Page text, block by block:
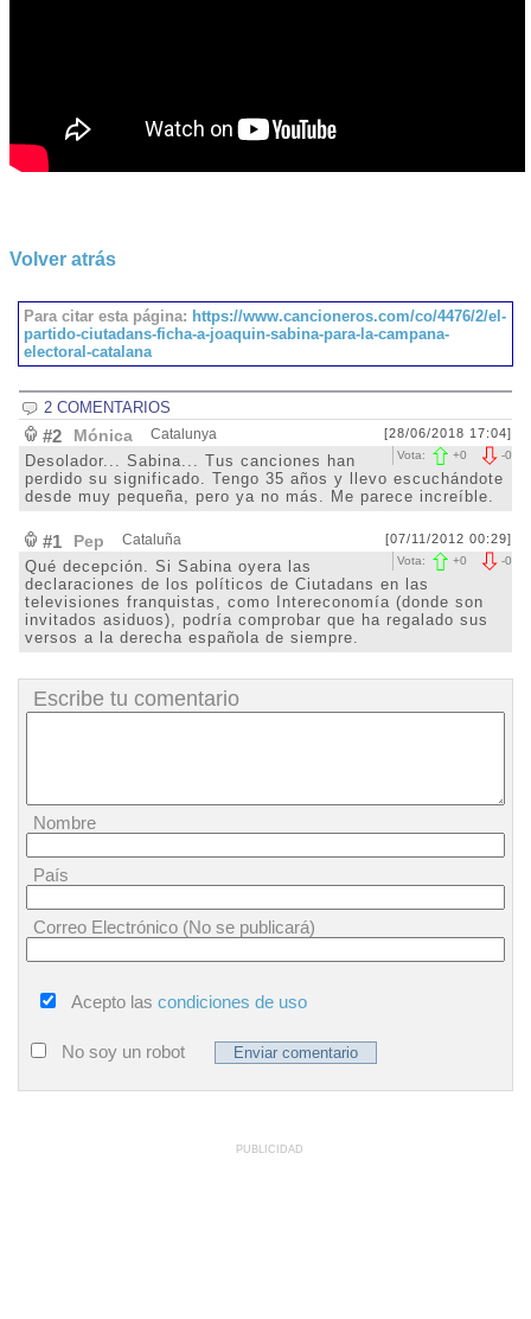
Volver atrás
Para citar esta página: https://www.cancioneros.com/co/4476/2/el-
partido-ciutadans-ficha-a-joaquin-sabina-para-la-campana-
electoral-catalana
2 COMENTARIOS
#2 Mónica Catalunya [28/06/2018 17:04]
-0
Vota: +0
Desolador... Sabina... Tus canciones han
perdido su significado. Tengo 35 años y llevo escuchándote
desde muy pequeña, pero ya no más. Me parece increíble.
#1 Pep Cataluña [07/11/2012 00:29]
-0
Vota: +0
Qué decepción. Si Sabina oyera las
declaraciones de los políticos de Ciutadans en las
televisiones franquistas, como Intereconomía (donde son
invitados asiduos), podría comprobar que ha regalado sus
versos a la derecha española de siempre.
Escribe tu comentario
Nombre
País
Correo Electrónico (No se publicará)
Acepto las condiciones de uso
No soy un robot
PUBLICIDAD